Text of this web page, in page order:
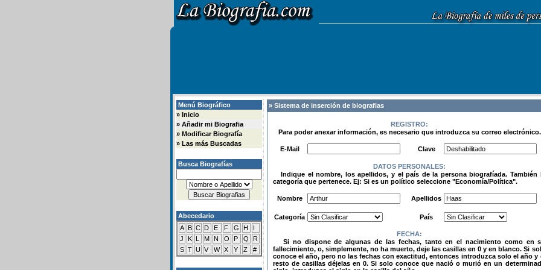
Menú Biográfico
» Inicio
» Añadir mi Biografia
» Modificar Biografía
» Las más Buscadas
Busca Biografías
Abecedario
A B C D E F G H
I
J
K L M N O P Q
R
S T U V W X Y Z #
» Sistema de inserción de biografias
REGISTRO:
Para poder anexar información, es necesario que introduzca su correo electrónico.
E-Mail
Clave
DATOS PERSONALES:
Indique el nombre, los apellidos, y el país de la persona biografíada. También
categoría que pertenece. Ej: Si es un político seleccione "Economía/Política".
Nombre
Apellidos
Categoría País
FECHA:
Si no dispone de algunas de las fechas, tanto en el nacimiento como en
fallecimiento, o, simplemente, no ha muerto, deje las casillas en 0 y en blanco. Si
conoce el año, pero no las fechas con exactitud, entonces introduzca solo el año y
resto de casillas déjelas en 0. Si solo conoce que nació o murió en un